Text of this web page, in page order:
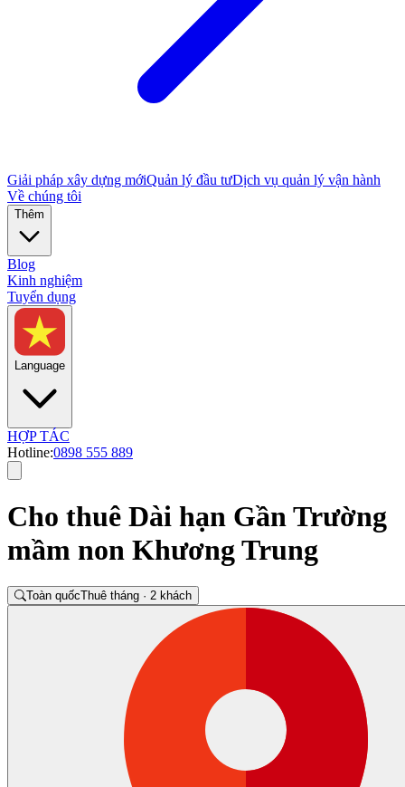
Giải pháp xây dựng mớiQuản lý đầu tưDịch vụ quản lý vận hành
Về chúng tôi
Thêm
Blog
Kinh nghiệm
Tuyển dụng
Language
HỢP TÁC
Hotline:0898 555 889
Cho thuê Dài hạn Gần Trường
mầm non Khương Trung
Toàn quốcThuê tháng · 2 khách